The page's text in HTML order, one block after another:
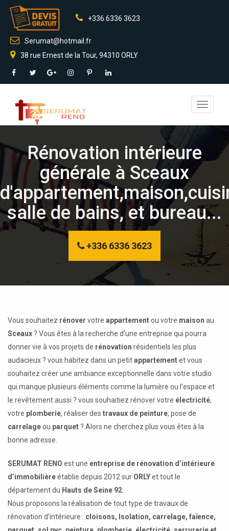
+336 6336 3623
Serumat@hotmail.fr
38 rue Ernest de la Tour, 94310 ORLY
Toggle
Rénovation intérieure
générale à Sceaux
salle de bains, et bureau...
+336 6336 3623
Vous souhaitez rénover votre appartementou votre maison au
Sceaux ? Vous êtes à la recherche d’une entreprise qui pourra
donner vie à vos projets de rénovation résidentiels les plus
audacieux ? vous habitez dans un petitappartementet vous
souhaitez créer une ambiance exceptionnelle dans votre studio
qui manque plusieurs éléments comme la lumière ou l’espace et
le revêtement aussi ? vous souhaitiez rénover votre électricité,
votre plomberie, réaliser des travaux de peinture, pose de
carrelageou parquet ? Alors ne cherchez plus vous êtes à la
bonne adresse.
SERUMAT RENO est une entreprise de rénovation d’intérieure
d’immobilièreétablie depuis 2012 sur ORLYet tout le
département du Hauts de Seine 92
Nous proposons la réalisation de tout type de travaux de
rénovation d’intérieure : cloisons, Isolation, carrelage, faïence,